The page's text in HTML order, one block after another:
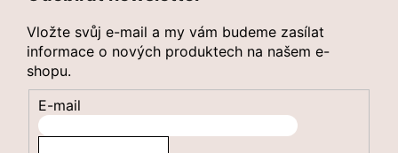
p
a
t
í
Vložte svůj e-mail a my vám budeme zasílat
informace o nových produktech na našem e-
shopu.
E-mail